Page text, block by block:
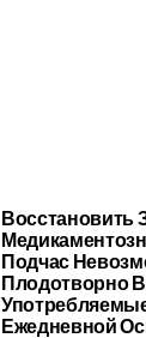
Восстановить
Подчас
Плодотворно
Ежедневной